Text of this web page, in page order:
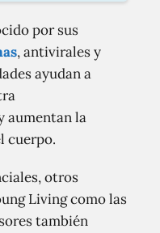
por sus
, antivirales y
ayudan a
aumentan la
cuerpo.
otros
Living como las
también